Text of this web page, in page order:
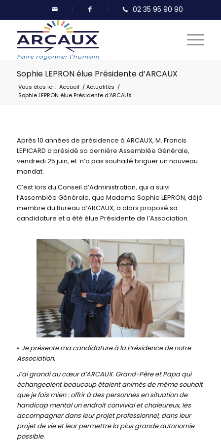
Sophie LEPRON élue Présidente d’ARCAUX
Vous êtes ici : Accueil / Actualités /
Sophie LEPRON élue Présidente d’ARCAUX
Après 10 années de présidence à ARCAUX, M. Francis
LEPICARD a présidé sa dernière Assemblée Générale,
vendredi 25 juin, et n’a pas souhaité briguer un nouveau
mandat.
C’est lors du Conseil d’Administration, qui a suivi
l’Assemblée Générale, que Madame Sophie LEPRON, déjà
membre du Bureau d’ARCAUX, a alors proposé sa
candidature et a été élue Présidente de l’Association.
« Je présente ma candidature à la Présidence de notre
Association.
J’ai grandi au cœur d’ARCAUX. Grand-Père et Papa qui
échangeaient beaucoup étaient animés de même souhait
que je fais mien : offrir à des personnes en situation de
handicap mental un endroit convivial et chaleureux, les
accompagner dans leur projet professionnel, dans leur
projet de vie et leur permettre la plus grande autonomie
possible.